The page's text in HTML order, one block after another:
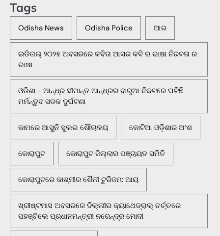
Tags
Odisha News Odisha Police ଆର
ଇଡିତାଲ୍ ୨୦୨୫ ଅବସରରେ କବିତା ଆସର କବି ର ଭାଷା ନିରବତା ର
ଭାଷା
ଓଡିଶା - ଆନ୍ଧ୍ର ସୀମାନ୍ତ ଆନ୍ଧ୍ରର ବାରୁଆ ନିକଟରେ ଘଟିଛି
ମର୍ମନ୍ତୁଦ ସଡକ ଦୁର୍ଘଟଣା
କାମରେ ଆସୁନି ସୁଲଭ ଶୌଚାଳୟ କୋଟିଆ ଓଡ଼ିଶାର ଅଂଶ
କୋରାପୁଟ କୋରାପୁଟ ଜିଲ୍ଲାର ପଞ୍ଚାୟତ ସମିତି
କୋରାପୁଟରେ କାଶ୍ମୀର ଶୈଳୀ ଟୁରିଜମ: ଆୟ
ଖ୍ରୀଷ୍ଟମାସ ଅବସରରେ ଦିଲ୍ଲୀର କ୍ୟାଥେଡ୍ରାଲ୍ ଚର୍ଚ୍ଚରେ
ପହଞ୍ଚିଲେ ପ୍ରଧାନମନ୍ତ୍ରୀ ନରେନ୍ଦ୍ର ମୋଦୀ